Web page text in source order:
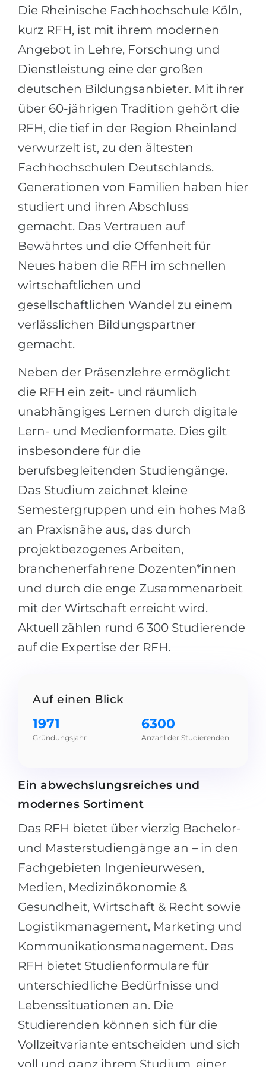
Städte
BERUFE
Berufe
Studienfächer
Beispiel-Stellenangebote
BERUFSORIENTIERUNG
Erfolg zu
100%
Unsere Studierenden werden
Medizin
Ingenieurwesen
Physik
Management
Anderes Fach
BEWERBEN AUS …
Russland
Aserbaidschan
Armenien
Belarus
Anderes Land
BERATUNG BUCHEN
Die Rheinische Fachhochschule Köln,
kurz RFH, ist mit ihrem modernen
Angebot in Lehre, Forschung und
Dienstleistung eine der großen
deutschen Bildungsanbieter. Mit ihrer
über 60-jährigen Tradition gehört die
RFH, die tief in der Region Rheinland
verwurzelt ist, zu den ältesten
Fachhochschulen Deutschlands.
Generationen von Familien haben hier
studiert und ihren Abschluss
gemacht. Das Vertrauen auf
Bewährtes und die Offenheit für
Neues haben die RFH im schnellen
wirtschaftlichen und
gesellschaftlichen Wandel zu einem
verlässlichen Bildungspartner
gemacht.
Neben der Präsenzlehre ermöglicht
die RFH ein zeit- und räumlich
unabhängiges Lernen durch digitale
Lern- und Medienformate. Dies gilt
insbesondere für die
berufsbegleitenden Studiengänge.
Das Studium zeichnet kleine
Semestergruppen und ein hohes Maß
an Praxisnähe aus, das durch
projektbezogenes Arbeiten,
branchenerfahrene Dozenten*innen
und durch die enge Zusammenarbeit
mit der Wirtschaft erreicht wird.
Aktuell zählen rund 6 300 Studierende
auf die Expertise der RFH.
Auf einen Blick
1971
Gründungsjahr
6300
Anzahl der Studierenden
Ein abwechslungsreiches und
modernes Sortiment
Das RFH bietet über vierzig Bachelor-
und Masterstudiengänge an – in den
Fachgebieten Ingenieurwesen,
Medien, Medizinökonomie &
Gesundheit, Wirtschaft & Recht sowie
Logistikmanagement, Marketing und
Kommunikationsmanagement. Das
RFH bietet Studienformulare für
unterschiedliche Bedürfnisse und
Lebenssituationen an. Die
Studierenden können sich für die
Vollzeitvariante entscheiden und sich
voll und ganz ihrem Studium, einer